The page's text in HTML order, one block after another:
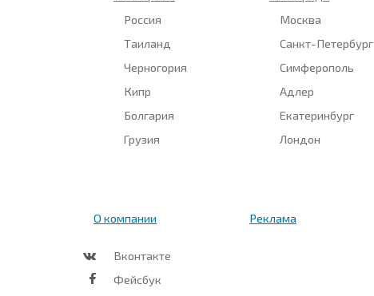
Россия
Таиланд
Черногория
Кипр
Болгария
Грузия
Москва
Санкт-Петербург
Симферополь
Адлер
Екатеринбург
Лондон
О компании Реклама
Вконтакте
Фейсбук